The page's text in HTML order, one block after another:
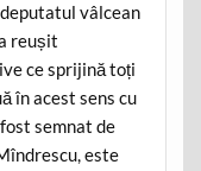
vâlcean
reușit
ce sprijină toți
în acest sens cu
semnat de
este